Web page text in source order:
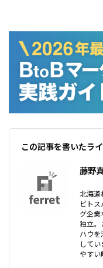
この記事を書いたラ
藤野
北海道
ビト
グ企業
独立。
ハウ
して
やすい